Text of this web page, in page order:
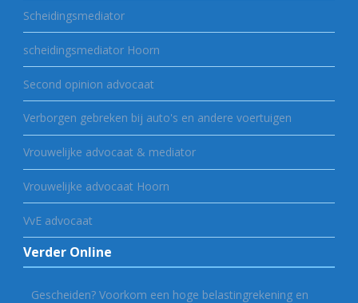
Scheidingsmediator
scheidingsmediator Hoorn
Second opinion advocaat
Verborgen gebreken bij auto's en andere voertuigen
Vrouwelijke advocaat & mediator
Vrouwelijke advocaat Hoorn
VvE advocaat
Verder Online
Gescheiden? Voorkom een hoge belastingrekening en